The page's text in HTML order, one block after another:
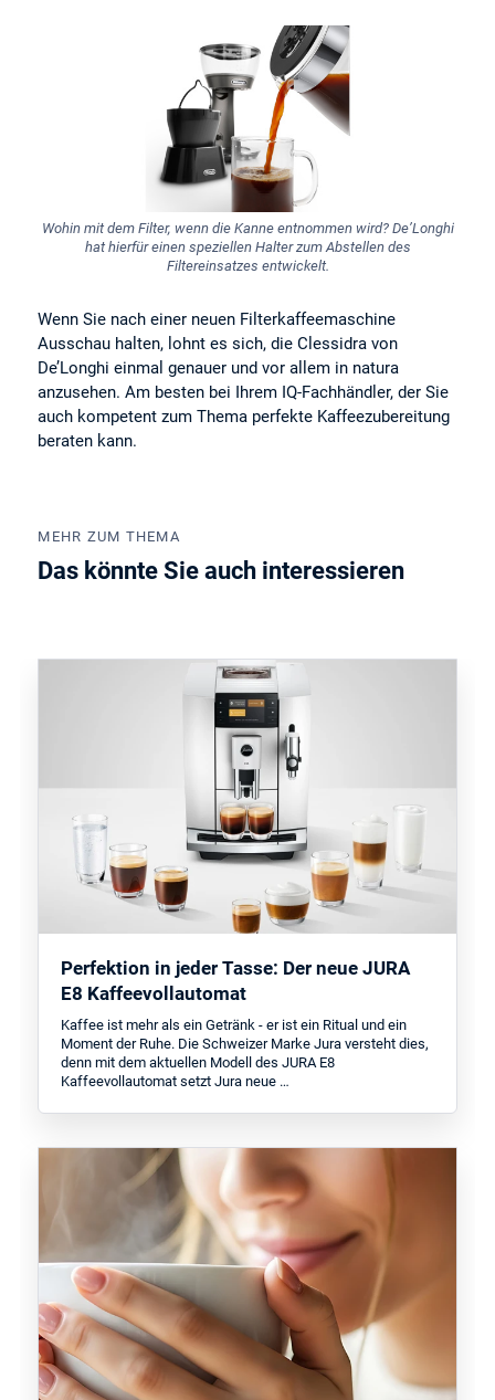
Wohin mit dem Filter, wenn die Kanne entnommen wird? De’Longhi
hat hierfür einen speziellen Halter zum Abstellen des
Filtereinsatzes entwickelt.
Wenn Sie nach einer neuen Filterkaffeemaschine
Ausschau halten, lohnt es sich, die Clessidra von
De’Longhi einmal genauer und vor allem in natura
anzusehen. Am besten bei Ihrem IQ-Fachhändler, der Sie
auch kompetent zum Thema perfekte Kaffeezubereitung
beraten kann.
MEHR ZUM THEMA
Das könnte Sie auch interessieren
Perfektion in jeder Tasse: Der neue JURA
E8 Kaffeevollautomat
Kaffee ist mehr als ein Getränk - er ist ein Ritual und ein
Moment der Ruhe. Die Schweizer Marke Jura versteht dies,
denn mit dem aktuellen Modell des JURA E8
Kaffeevollautomat setzt Jura neue …